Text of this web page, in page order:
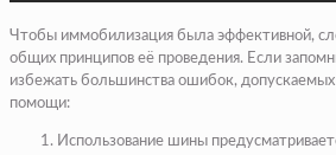
Чтобы иммобилизация была эффективной,
общих принципов её проведения. Если
избежать большинства ошибок, допускаемых
помощи:
Использование шины